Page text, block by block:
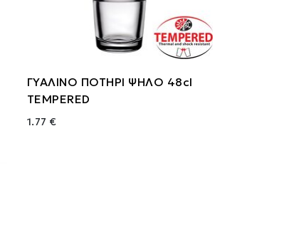
ΓΥΑΛΙΝΟ ΠΟΤΗΡΙ ΨΗΛΟ 48cl
TEMPERED
1.77 €